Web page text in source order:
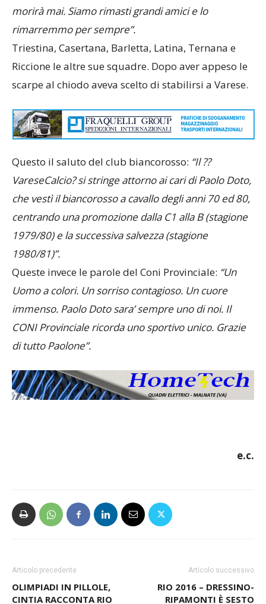
morirà mai. Siamo rimasti grandi amici e lo
rimarremmo per sempre”.
Triestina, Casertana, Barletta, Latina, Ternana e
Riccione le altre sue squadre. Dopo aver appeso le
scarpe al chiodo aveva scelto di stabilirsi a Varese.
Questo il saluto del club biancorosso: “Il ??
VareseCalcio? si stringe attorno ai cari di Paolo Doto,
che vestì il biancorosso a cavallo degli anni 70 ed 80,
centrando una promozione dalla C1 alla B (stagione
1979/80) e la successiva salvezza (stagione
1980/81)”.
Queste invece le parole del Coni Provinciale: “Un
Uomo a colori. Un sorriso contagioso. Un cuore
immenso. Paolo Doto sara’ sempre uno di noi. Il
CONI Provinciale ricorda uno sportivo unico. Grazie
di tutto Paolone”.
e.c.
Articolo precedente
OLIMPIADI IN PILLOLE,
CINTIA RACCONTA RIO
Articolo successivo
RIO 2016 – DRESSINO-
RIPAMONTI È SESTO